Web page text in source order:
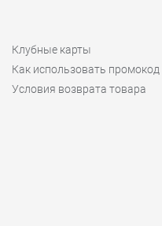
Клубные карты
Как использовать промокод
Условия возврата товара